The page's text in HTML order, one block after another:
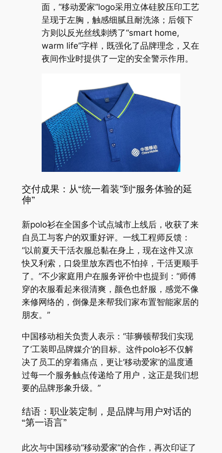
面，“移动爱家”logo采用立体硅胶压印工艺
呈现于左胸，触感细腻且耐洗涤；后领下
方则以反光丝线刺绣了“smart home,
warm life”字样，既强化了品牌理念，又在
夜间作业时提供了一定的安全警示作用。
交付成果：从“统一着装”到“服务体验的延
伸”
新polo衫在全国多个试点城市上线后，收获了来
自员工与客户的双重好评。一线工程师反馈：
“以前夏天干活衣服总黏在身上，现在这件又凉
快又利索，口袋里放东西也不怕掉，干活更顺手
了。”不少家庭用户在服务评价中也提到：“师傅
穿的衣服看起来很清爽，颜色也舒服，感觉不像
来修网络的，倒像是来帮我们家布置智能家居的
朋友。”
中国移动相关负责人表示：“菲狮顿帮我们实现
了‘工装即品牌媒介’的目标。这件polo衫不仅解
决了员工的穿着痛点，更让‘移动爱家’的温度通
过每一个服务触点传递给了用户，这正是我们想
要的品牌形象升级。”
结语：职业装定制，是品牌与用户对话的
“第一语言”
此次与中国移动“移动爱家”的合作，再次印证了